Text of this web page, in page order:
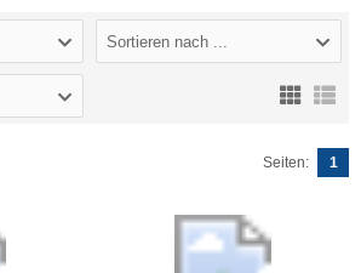
Sortieren nach ...
Seiten: 1